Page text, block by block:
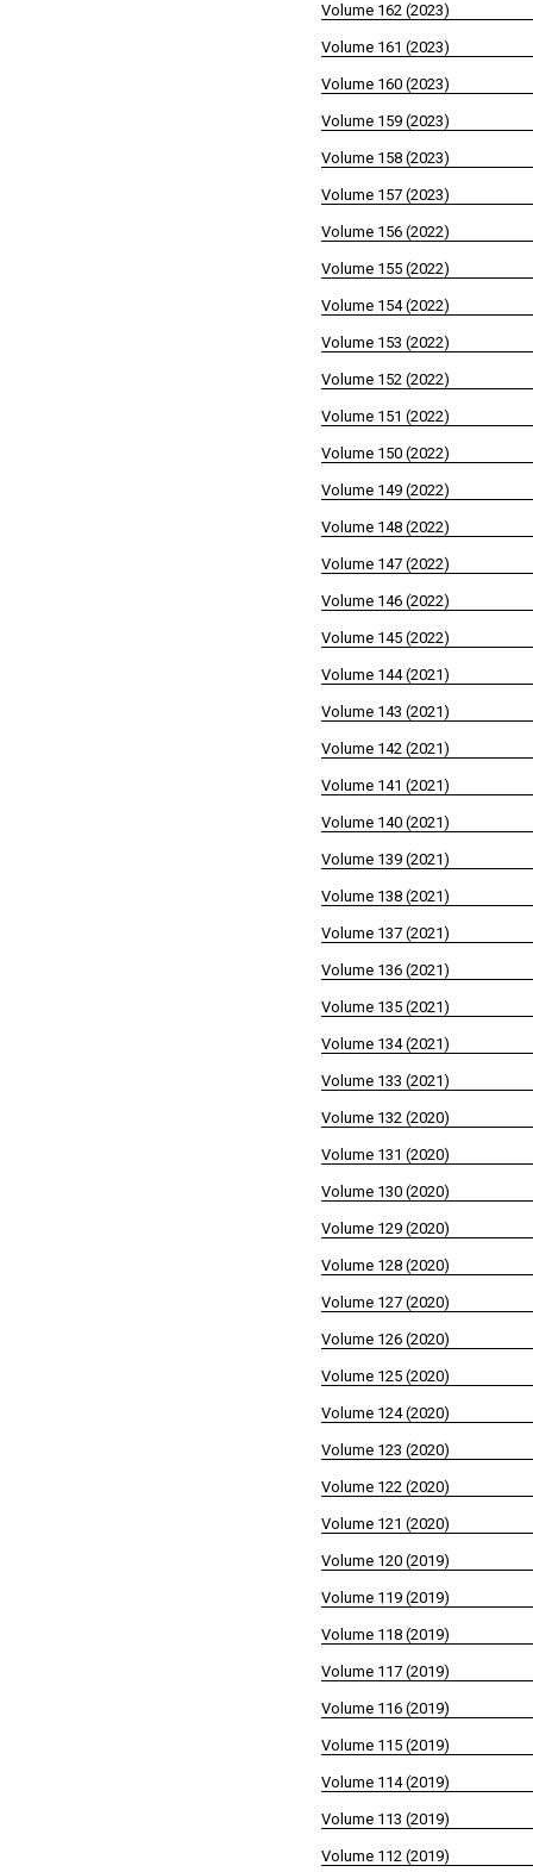
Volume 162 (2023)
Volume 161 (2023)
Volume 160 (2023)
Volume 159 (2023)
Volume 158 (2023)
Volume 157 (2023)
Volume 156 (2022)
Volume 155 (2022)
Volume 154 (2022)
Volume 153 (2022)
Volume 152 (2022)
Volume 151 (2022)
Volume 150 (2022)
Volume 149 (2022)
Volume 148 (2022)
Volume 147 (2022)
Volume 146 (2022)
Volume 145 (2022)
Volume 144 (2021)
Volume 143 (2021)
Volume 142 (2021)
Volume 141 (2021)
Volume 140 (2021)
Volume 139 (2021)
Volume 138 (2021)
Volume 137 (2021)
Volume 136 (2021)
Volume 135 (2021)
Volume 134 (2021)
Volume 133 (2021)
Volume 132 (2020)
Volume 131 (2020)
Volume 130 (2020)
Volume 129 (2020)
Volume 128 (2020)
Volume 127 (2020)
Volume 126 (2020)
Volume 125 (2020)
Volume 124 (2020)
Volume 123 (2020)
Volume 122 (2020)
Volume 121 (2020)
Volume 120 (2019)
Volume 119 (2019)
Volume 118 (2019)
Volume 117 (2019)
Volume 116 (2019)
Volume 115 (2019)
Volume 114 (2019)
Volume 113 (2019)
Volume 112 (2019)